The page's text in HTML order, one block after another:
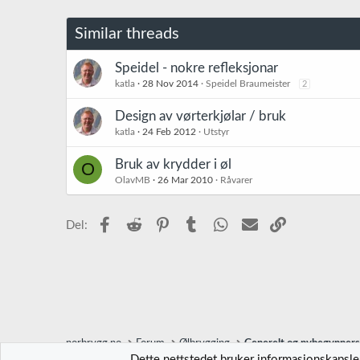
e
r
Similar threads
Speidel - nokre refleksjonar
katla 28 Nov 2014 Speidel Braumeister 2
Design av vørterkjølar / bruk
katla 24 Feb 2012 Utstyr
O Bruk av krydder i øl
OlavMB 26 Mar 2010 Råvarer
Del: Facebook
Reddit PinterestTumblr WhatsApp
E-post
norbrygg.no Forum Ølbrygging Generelt og